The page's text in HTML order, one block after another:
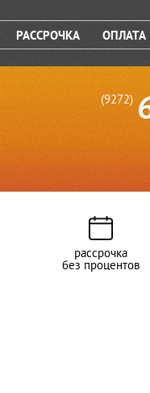
РАССРОЧКА ОПЛАТА
(9272)
рассрочка
без процентов